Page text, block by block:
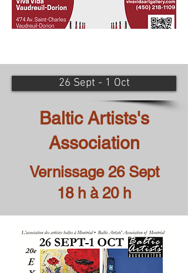
26 Sept - 1 Oct
Baltic Artists's
Association
Vernissage 26 Sept
18 h à 20 h